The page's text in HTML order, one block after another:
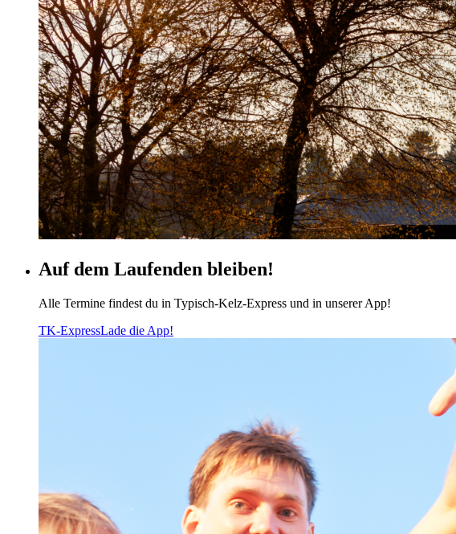
Auf dem Laufenden bleiben!
Alle Termine findest du in Typisch-Kelz-Express und in unserer App!
TK-ExpressLade die App!